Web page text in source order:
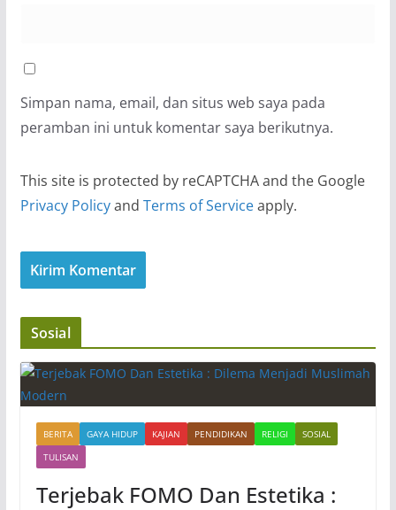
Simpan nama, email, dan situs web saya pada
peramban ini untuk komentar saya berikutnya.
This site is protected by reCAPTCHA and the Google
Privacy Policyand Terms of Serviceapply.
Sosial
BERITA GAYA HIDUP KAJIAN PENDIDIKAN RELIGI
SOSIAL
TULISAN
Terjebak FOMO Dan Estetika :